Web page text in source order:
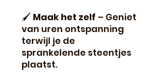
🖌 Maak het zelf – Geniet
van uren ontspanning
terwijl je de
sprankelende steentjes
plaatst.